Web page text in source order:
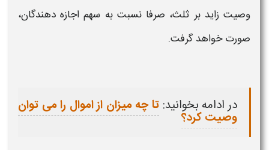
وصیت زاید بر ثلث، صرفا نسبت به سهم اجازه دهندگان،
صورت خواهد گرفت.
در ادامه بخوانید: تا چه میزان از اموال را می توان
وصیت کرد؟